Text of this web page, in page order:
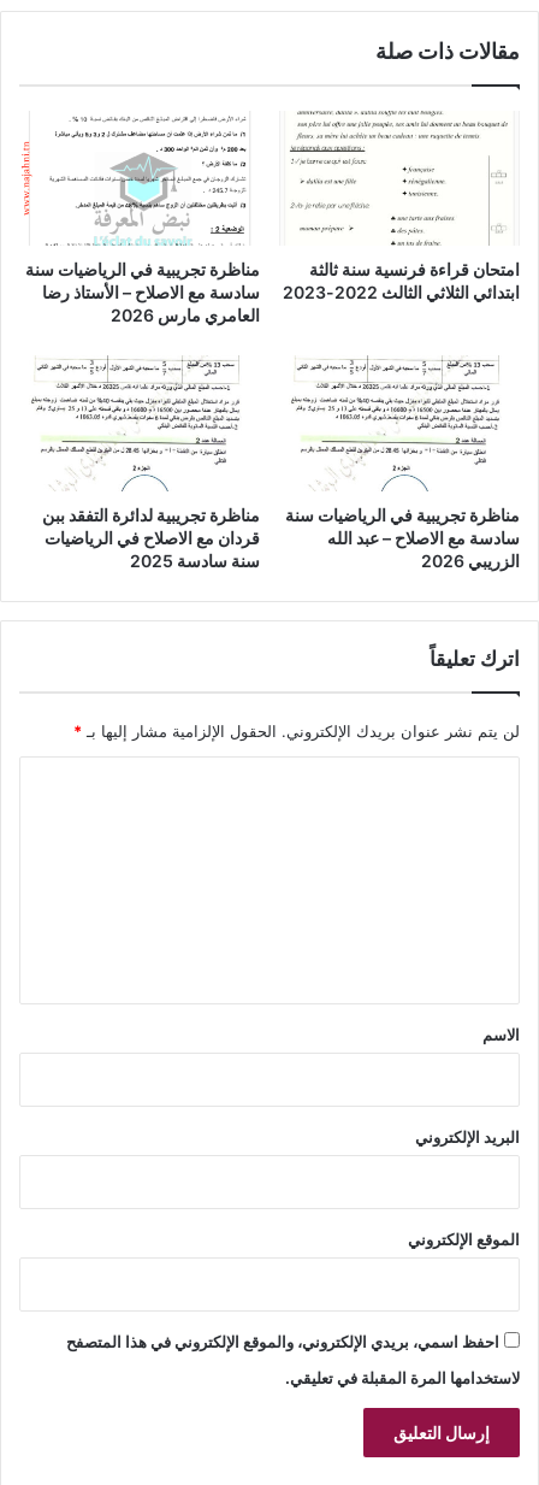
مقالات ذات صلة
امتحان قراءة فرنسية سنة ثالثة
ابتدائي الثلاثي الثالث 2022-2023
مناظرة تجريبية في الرياضيات سنة
سادسة مع الاصلاح – الأستاذ رضا
العامري مارس 2026
مناظرة تجريبية في الرياضيات سنة
سادسة مع الاصلاح – عبد الله
الزريبي 2026
مناظرة تجريبية لدائرة التفقد ببن
قردان مع الاصلاح في الرياضيات
سنة سادسة 2025
اترك تعليقاً
لن يتم نشر عنوان بريدك الإلكتروني. الحقول الإلزامية مشار إليها بـ*
*
الاسم
البريد الإلكتروني
الموقع الإلكتروني
احفظ اسمي، بريدي الإلكتروني، والموقع الإلكتروني في هذا المتصفح
لاستخدامها المرة المقبلة في تعليقي.